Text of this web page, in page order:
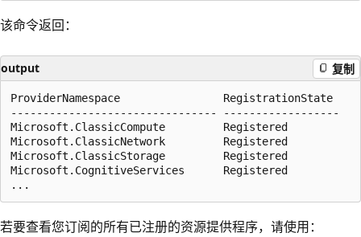
该命令返回：
output 复制
ProviderNamespace                RegistrationState
-------------------------------- ------------------
Microsoft.ClassicCompute         Registered
Microsoft.ClassicNetwork         Registered
Microsoft.ClassicStorage         Registered
Microsoft.CognitiveServices      Registered
若要查看您订阅的所有已注册的资源提供程序，请使用：